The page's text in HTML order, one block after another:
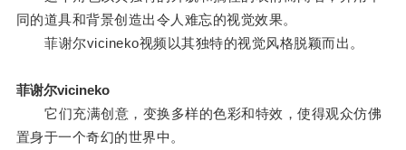
同的道具和背景创造出令人难忘的视觉效果。
菲谢尔vicineko视频以其独特的视觉风格脱颖而出。
菲谢尔vicineko
它们充满创意，变换多样的色彩和特效，使得观众仿佛
置身于一个奇幻的世界中。